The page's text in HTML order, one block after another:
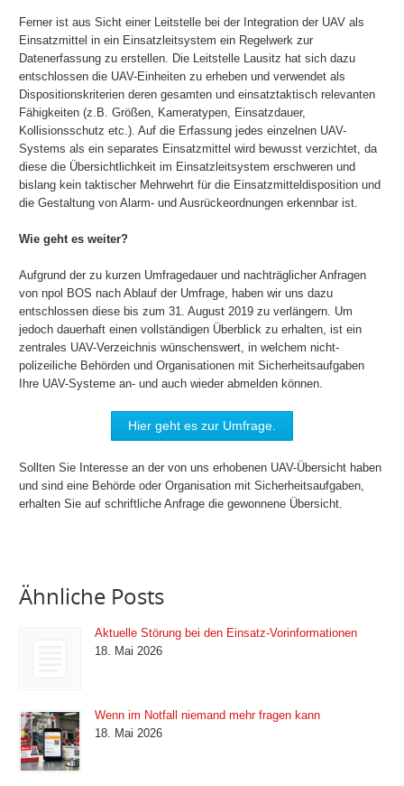
Ferner ist aus Sicht einer Leitstelle bei der Integration der UAV als
Einsatzmittel in ein Einsatzleitsystem ein Regelwerk zur
Datenerfassung zu erstellen. Die Leitstelle Lausitz hat sich dazu
entschlossen die UAV-Einheiten zu erheben und verwendet als
Dispositionskriterien deren gesamten und einsatztaktisch relevanten
Fähigkeiten (z.B. Größen, Kameratypen, Einsatzdauer,
Kollisionsschutz etc.). Auf die Erfassung jedes einzelnen UAV-
Systems als ein separates Einsatzmittel wird bewusst verzichtet, da
diese die Übersichtlichkeit im Einsatzleitsystem erschweren und
bislang kein taktischer Mehrwehrt für die Einsatzmitteldisposition und
die Gestaltung von Alarm- und Ausrückeordnungen erkennbar ist.
Wie geht es weiter?
Aufgrund der zu kurzen Umfragedauer und nachträglicher Anfragen
von npol BOS nach Ablauf der Umfrage, haben wir uns dazu
entschlossen diese bis zum 31. August 2019 zu verlängern. Um
jedoch dauerhaft einen vollständigen Überblick zu erhalten, ist ein
zentrales UAV-Verzeichnis wünschenswert, in welchem nicht-
polizeiliche Behörden und Organisationen mit Sicherheitsaufgaben
Ihre UAV-Systeme an- und auch wieder abmelden können.
Hier geht es zur Umfrage.
Sollten Sie Interesse an der von uns erhobenen UAV-Übersicht haben
und sind eine Behörde oder Organisation mit Sicherheitsaufgaben,
erhalten Sie auf schriftliche Anfrage die gewonnene Übersicht.
Ähnliche Posts
Aktuelle Störung bei den Einsatz-Vorinformationen
18. Mai 2026
Wenn im Notfall niemand mehr fragen kann
18. Mai 2026